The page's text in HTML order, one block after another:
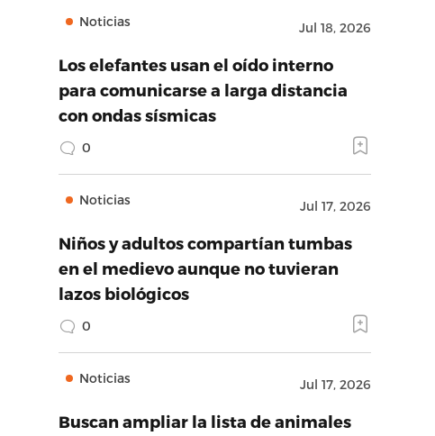
Noticias Jul 18, 2026
Los elefantes usan el oído interno
para comunicarse a larga distancia
con ondas sísmicas
0
Noticias Jul 17, 2026
Niños y adultos compartían tumbas
en el medievo aunque no tuvieran
lazos biológicos
0
Noticias Jul 17, 2026
Buscan ampliar la lista de animales